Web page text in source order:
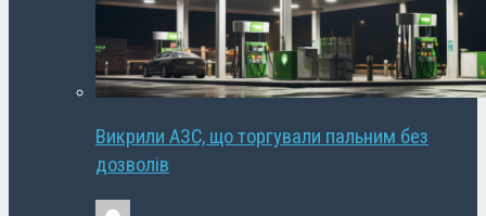
Викрили АЗС, що торгували пальним без
дозволів